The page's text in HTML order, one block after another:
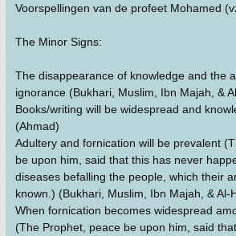
Voorspellingen van de profeet Mohamed
The Minor Signs:
The disappearance of knowledge and the
ignorance (Bukhari, Muslim, Ibn Majah, &
Books/writing will be widespread and
(Ahmad)
Adultery and fornication will be prevalent
be upon him, said that this has never
diseases befalling the people, which their
known.) (Bukhari, Muslim, Ibn Majah, & Al-
When fornication becomes widespread
(The Prophet, peace be upon him, said